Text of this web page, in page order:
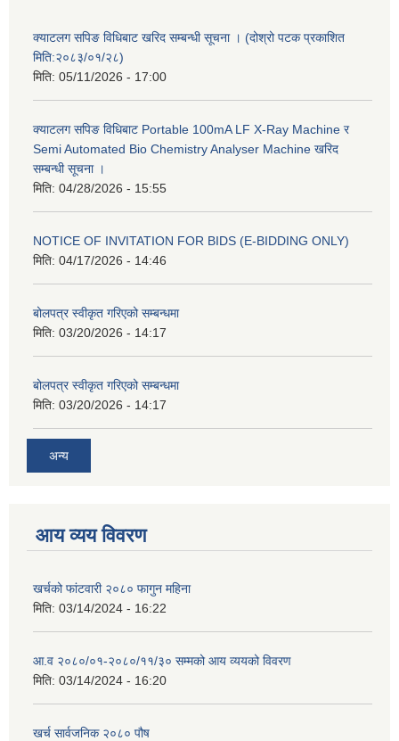
क्याटलग सपिङ विधिबाट खरिद सम्बन्धी सूचना । (दोश्रो पटक प्रकाशित
मिति:२०८३/०१/२८)
मिति: 05/11/2026 - 17:00
क्याटलग सपिङ विधिबाट Portable 100mA LF X-Ray Machine र
Semi Automated Bio Chemistry Analyser Machine खरिद
सम्बन्धी सूचना ।
मिति: 04/28/2026 - 15:55
NOTICE OF INVITATION FOR BIDS (E-BIDDING ONLY)
मिति: 04/17/2026 - 14:46
बोलपत्र स्वीकृत गरिएको सम्बन्धमा
मिति: 03/20/2026 - 14:17
बोलपत्र स्वीकृत गरिएको सम्बन्धमा
मिति: 03/20/2026 - 14:17
अन्य
आय व्यय विवरण
खर्चको फांटवारी २०८० फागुन महिना
मिति: 03/14/2024 - 16:22
आ.व २०८०/०१-२०८०/११/३० सम्मको आय व्ययको विवरण
मिति: 03/14/2024 - 16:20
खर्च सार्वजनिक २०८० पौष